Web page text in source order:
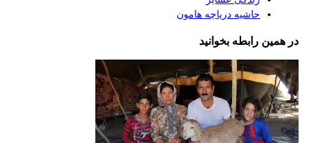
حاشیه دریاچه هامون
در همین رابطه بخوانید